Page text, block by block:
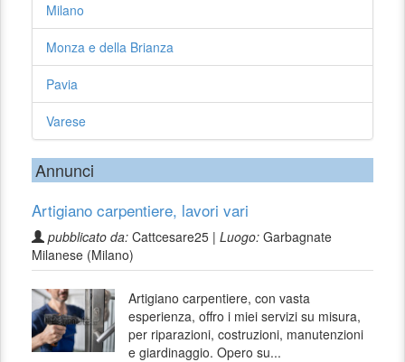
Milano
Monza e della Brianza
Pavia
Varese
Annunci
Artigiano carpentiere, lavori vari
pubblicato da: Cattcesare25 | Luogo: Garbagnate
Milanese (Milano)
Artigiano carpentiere, con vasta
esperienza, offro i miei servizi su misura,
per riparazioni, costruzioni, manutenzioni
e giardinaggio. Opero su...